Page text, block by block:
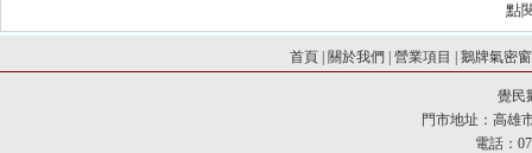
點
首頁 關於我們 |營業項目 |鵝牌氣密窗
覺民
門市地址：高雄
電話：